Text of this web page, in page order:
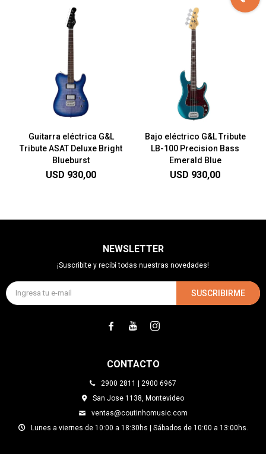
Guitarra eléctrica G&L
Tribute ASAT Deluxe Bright
Blueburst
USD 930,00
Bajo eléctrico G&L Tribute
LB-100 Precision Bass
Emerald Blue
USD 930,00
CONTACTO
2900 2811 | 2900 6967
San Jose 1138, Montevideo
ventas@coutinhomusic.com
Lunes a viernes de 10:00 a 18:30hs | Sábados de 10:00 a 13:00hs.
NEWSLETTER
¡Suscribite y recibí todas nuestras novedades!
SUSCRIBIRME
  